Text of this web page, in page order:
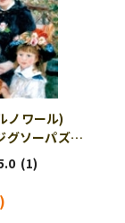
ノワール)
ソーパズ
082(1)